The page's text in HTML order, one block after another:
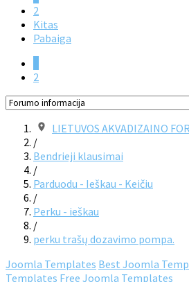
2
Kitas
Pabaiga
2
LIETUVOS AKVADIZAINO
/
Bendrieji klausimai
/
Parduodu - Ieškau - Keičiu
/
Perku - ieškau
/
perku trašų dozavimo pompa.
Joomla Templates Best Joomla
Templates Free Joomla Templates